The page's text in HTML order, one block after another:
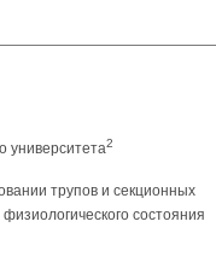
университета2
трупов и секционных
состояния